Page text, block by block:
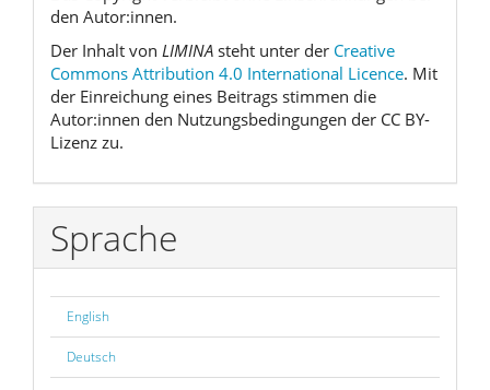
den Autor:innen.
Der Inhalt von LIMINA steht unter der Creative
Commons Attribution 4.0 International Licence. Mit
der Einreichung eines Beitrags stimmen die
Autor:innen den Nutzungsbedingungen der CC BY-
Lizenz zu.
Sprache
English
Deutsch